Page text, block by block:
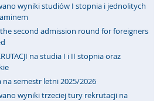
wyniki studiów I stopnia i jednolitych
second admission round for foreigners
na studia I i II stopnia oraz
na semestr letni 2025/2026
wyniki trzeciej tury rekrutacji na